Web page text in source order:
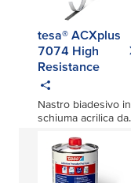
tesa® ACXplus
7074 High
Resistance
Nastro biadesivo in
schiuma acrilica da